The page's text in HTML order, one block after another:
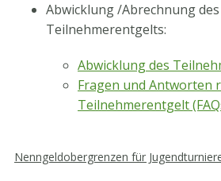
Abwicklung /Abrechnung des
Teilnehmerentgelts:
Abwicklung des
Fragen und Antworten
Teilnehmerentgelt
Nenngeldobergrenzen für